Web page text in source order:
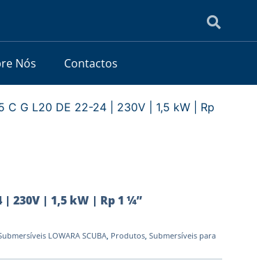
Nós Contactos
C G L20 DE 22-24 | 230V | 1,5 kW | Rp
| 230V | 1,5 kW | Rp 1 ¼”
LOWARA SCUBA, Produtos, Submersíveis para